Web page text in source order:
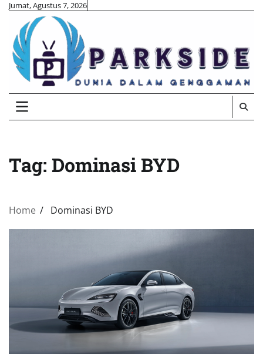
Skip
content
Jumat, Agustus 7, 2026
Tag: Dominasi BYD
Home Dominasi BYD